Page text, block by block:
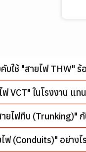
ทาท่อ
บท่อ
ต่งท่อ
งมือสวน
ดิน
น
ม้
ว
ณ์เสริม
ง)
ม
เจียร
ยใจ
รเคมี
สริม
ม
ทั่วไป
อน
ดป้องกัน
ช่วยชีวิต
กั้น
บใช้ "สายไฟ THW"
ฟ VCT" ในโรงงาน แ
ายไฟทึบ (Trunking)"
ฟ (Conduits)" อย่าง